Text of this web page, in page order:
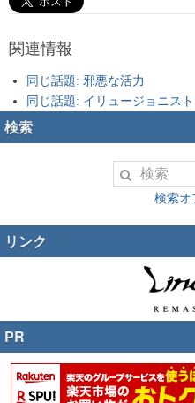
関連情報
同じ話題: 邪悪な活力
同じ話題: イリュージョニスト
検索
検索オ
リンク
PR